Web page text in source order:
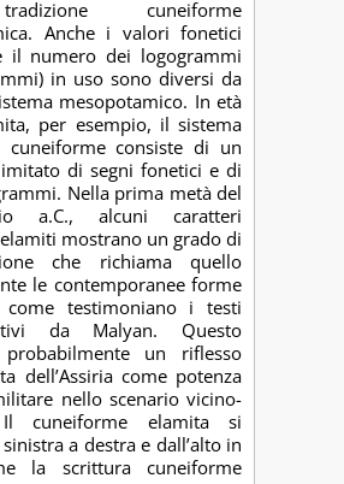
cuneiforme
Anche i valori fonetici
il numero dei logogrammi
in uso sono diversi da
mesopotamico. In età
per esempio, il sistema
consiste di un
di segni fonetici e di
Nella prima metà del
a.C., alcuni caratteri
mostrano un grado di
che richiama quello
le contemporanee forme
come testimoniano i testi
da Malyan. Questo
un riflesso
dell’Assiria come potenza
nello scenario vicino-
cuneiforme elamita si
a destra e dall’alto in
la scrittura cuneiforme